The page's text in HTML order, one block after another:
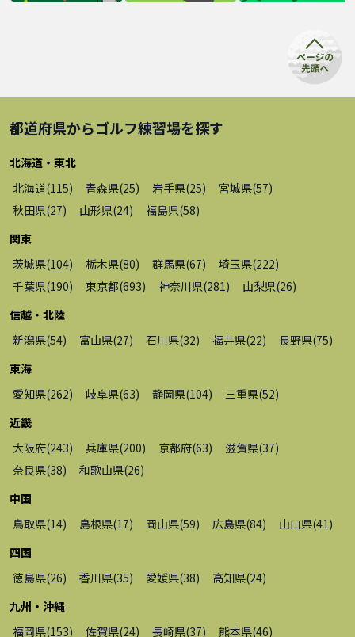
都道府県からゴルフ練習場を探す
北海道・東北
北海道(115) 青森県(25) 岩手県(25) 宮城県(57)
秋田県(27) 山形県(24) 福島県(58)
関東
茨城県(104) 栃木県(80) 群馬県(67) 埼玉県(222)
千葉県(190) 東京都(693) 神奈川県(281) 山梨県(26)
信越・北陸
新潟県(54) 富山県(27) 石川県(32) 福井県(22) 長野県(75)
東海
愛知県(262) 岐阜県(63) 静岡県(104) 三重県(52)
近畿
大阪府(243) 兵庫県(200) 京都府(63) 滋賀県(37)
奈良県(38) 和歌山県(26)
中国
鳥取県(14) 島根県(17) 岡山県(59) 広島県(84) 山口県(41)
四国
徳島県(26) 香川県(35) 愛媛県(38) 高知県(24)
九州・沖縄
福岡県(153) 佐賀県(24) 長崎県(37) 熊本県(46)